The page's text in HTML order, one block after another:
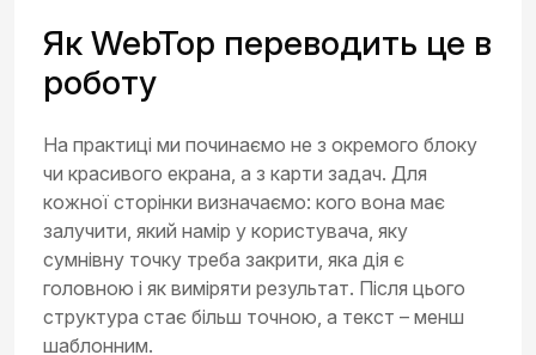
Як WebTop переводить це в
роботу
На практиці ми починаємо не з окремого блоку
чи красивого екрана, а з карти задач. Для
кожної сторінки визначаємо: кого вона має
залучити, який намір у користувача, яку
сумнівну точку треба закрити, яка дія є
головною і як виміряти результат. Після цього
структура стає більш точною, а текст – менш
шаблонним.